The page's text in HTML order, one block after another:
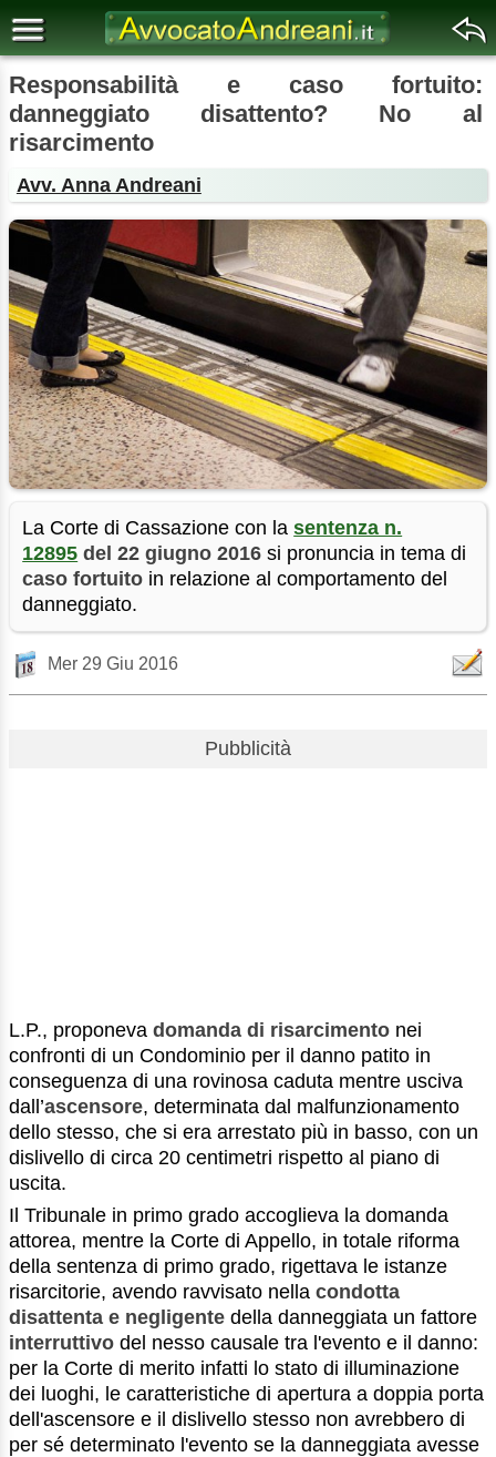
Responsabilità e caso fortuito:
danneggiato disattento? No al
risarcimento
Avv. Anna Andreani
La Corte di Cassazione con lasentenza n.
12895 del 22 giugno 2016 si pronuncia in tema di
caso fortuito in relazione al comportamento del
danneggiato.
Mer 29 Giu 2016
Pubblicità
L.P., proponeva domanda di risarcimento nei
confronti di un Condominio per il danno patito in
conseguenza di una rovinosa caduta mentre usciva
dall’ascensore, determinata dal malfunzionamento
dello stesso, che si era arrestato più in basso, con un
dislivello di circa 20 centimetri rispetto al piano di
uscita.
Il Tribunale in primo grado accoglieva la domanda
attorea, mentre la Corte di Appello, in totale riforma
della sentenza di primo grado, rigettava le istanze
risarcitorie, avendo ravvisato nella condotta
disattenta e negligente della danneggiata un fattore
interruttivo del nesso causale tra l'evento e il danno:
per la Corte di merito infatti lo stato di illuminazione
dei luoghi, le caratteristiche di apertura a doppia porta
dell'ascensore e il dislivello stesso non avrebbero di
per sé determinato l'evento se la danneggiata avesse